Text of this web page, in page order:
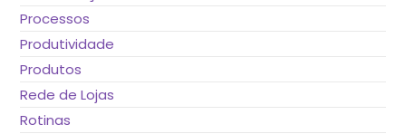
Processos
Produtividade
Produtos
Rede de Lojas
Rotinas